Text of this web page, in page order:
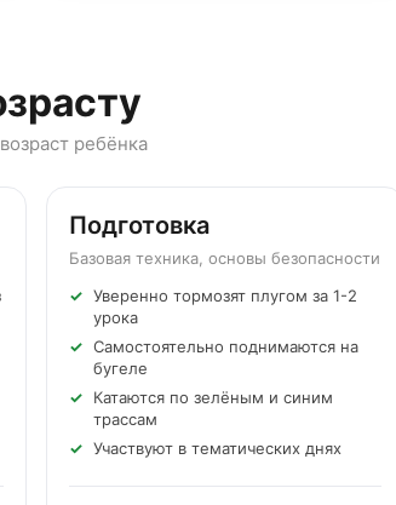
ребёнка
6-8 лет
Подготовка
Базовая техника, основы безопасности
Уверенно тормозят плугом за 1-2
урока
Самостоятельно поднимаются на
бугеле
Катаются по зелёным и синим
трассам
Участвуют в тематических днях